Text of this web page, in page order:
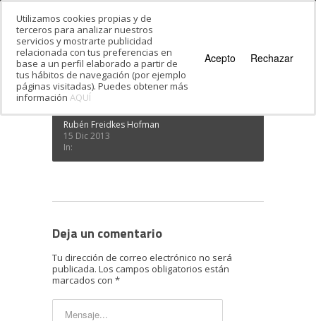
Estás en: Inicio · Conócenos, somos Hebreo
Vivo
· Zishe 6
Zishe 6
Rubén Freidkes Hofman
15 Dic 2013
In:
Deja un comentario
Tu dirección de correo electrónico no será
publicada. Los campos obligatorios están
marcados con *
Utilizamos cookies propias y de
terceros para analizar nuestros
servicios y mostrarte publicidad
relacionada con tus preferencias en
base a un perfil elaborado a partir de
tus hábitos de navegación (por ejemplo
páginas visitadas). Puedes obtener más
información AQUÍ
Acepto Rechazar